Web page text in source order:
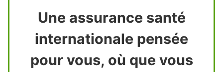
Une assurance santé
internationale pensée
pour vous, où que vous